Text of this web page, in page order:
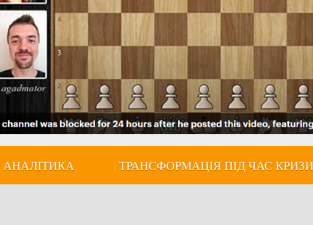
АНАЛІТИКА ТРАНСФОРМАЦІЯ ПІД ЧАС КРИЗИ